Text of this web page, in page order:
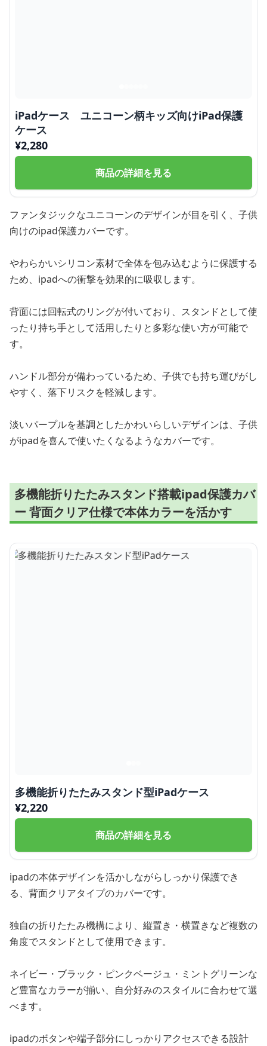
iPadケース ユニコーン柄キッズ向けiPad保護
ケース
¥2,280
商品の詳細を見る
ファンタジックなユニコーンのデザインが目を引く、子供
向けのipad保護カバーです。
やわらかいシリコン素材で全体を包み込むように保護する
ため、ipadへの衝撃を効果的に吸収します。
背面には回転式のリングが付いており、スタンドとして使
ったり持ち手として活用したりと多彩な使い方が可能で
す。
ハンドル部分が備わっているため、子供でも持ち運びがし
やすく、落下リスクを軽減します。
淡いパープルを基調としたかわいらしいデザインは、子供
がipadを喜んで使いたくなるようなカバーです。
多機能折りたたみスタンド搭載ipad保護カバ
ー 背面クリア仕様で本体カラーを活かす
多機能折りたたみスタンド型iPadケース
¥2,220
商品の詳細を見る
ipadの本体デザインを活かしながらしっかり保護でき
る、背面クリアタイプのカバーです。
独自の折りたたみ機構により、縦置き・横置きなど複数の
角度でスタンドとして使用できます。
ネイビー・ブラック・ピンクベージュ・ミントグリーンな
ど豊富なカラーが揃い、自分好みのスタイルに合わせて選
べます。
ipadのボタンや端子部分にしっかりアクセスできる設計